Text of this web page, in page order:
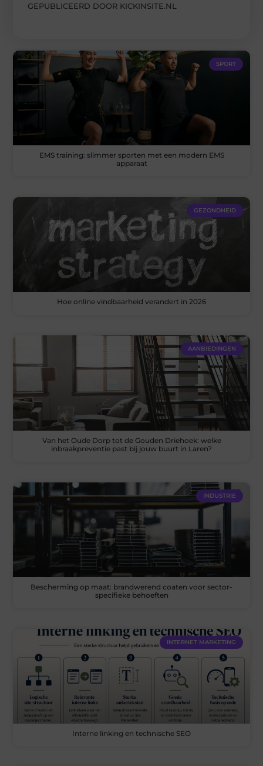
GEPUBLICEERD DOOR KICKINSITE.NL
SPORT
EMS training: slimmer sporten met een modern EMS
apparaat
GEZONDHEID
Hoe online vindbaarheid verandert in 2026
AANBIEDINGEN
Van het Oude Dorp tot de Gouden Driehoek: welke
inbraakpreventie past bij jouw buurt in Laren?
INDUSTRIE
Bescherming op maat: brandwerend coaten voor sector-
specifieke behoeften
INTERNET MARKETING
Interne linking en technische SEO